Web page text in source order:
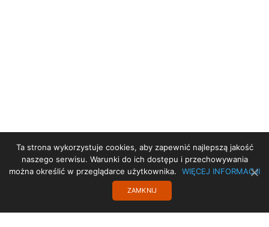
Ta strona wykorzystuje cookies, aby zapewnić najlepszą jakość
naszego serwisu. Warunki do ich dostępu i przechowywania
można określić w przeglądarce użytkownika.
WIĘCEJ INFORMACJI
ZAMKNIJ
STRONA GŁÓWNA
POLITYKA PRYWATNOŚCI
KONTAKT